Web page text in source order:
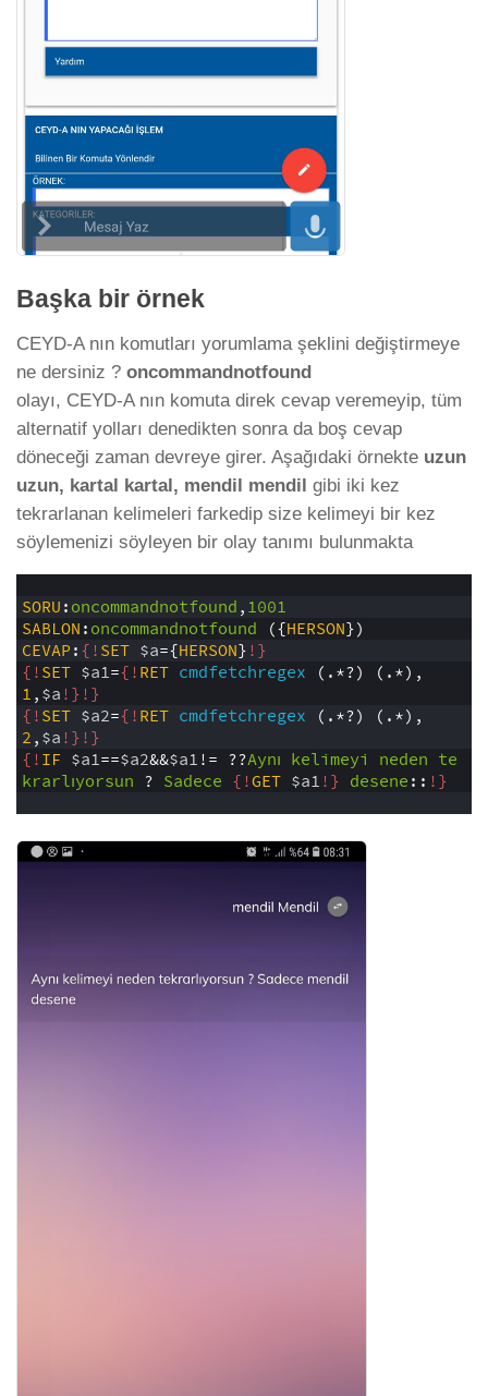
Başka bir örnek
CEYD-A nın komutları yorumlama şeklini değiştirmeye
ne dersiniz ? oncommandnotfound
olayı, CEYD-A nın komuta direk cevap veremeyip, tüm
alternatif yolları denedikten sonra da boş cevap
döneceği zaman devreye girer. Aşağıdaki örnekte uzun
uzun, kartal kartal, mendil mendil gibi iki kez
tekrarlanan kelimeleri farkedip size kelimeyi bir kez
söylemenizi söyleyen bir olay tanımı bulunmakta
SORU:oncommandnotfound,1001
SABLON:oncommandnotfound ({HERSON})
CEVAP:{!SET $a={HERSON}!}
{!SET $a1={!RET cmdfetchregex (.*?)
(.*),
1,$a!}!}
{!SET $a2={!RET cmdfetchregex (.*?)
(.*),
2,$a!}!}
{!IF $a1==$a2&&$a1!= ??Aynı kelimeyi neden te
krarlıyorsun ? Sadece {!GET $a1!} desene:: !}